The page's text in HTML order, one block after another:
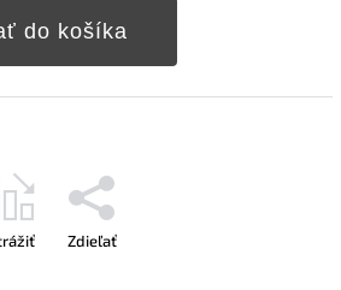
do košíka
Zdieľať